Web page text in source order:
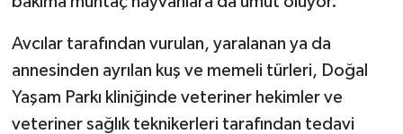
Avcılar tarafından vurulan, yaralanan ya da
annesinden ayrılan kuş ve memeli türleri, Doğal
Yaşam Parkı kliniğinde veteriner hekimler ve
veteriner sağlık teknikerleri tarafından tedavi